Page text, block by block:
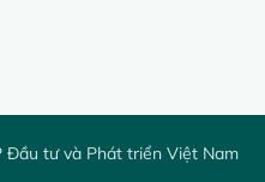
Đầu tư và Phát triển Việt Nam